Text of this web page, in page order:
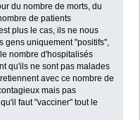
du nombre de morts, du
de patients
plus le cas, ils ne nous
gens uniquement "positifs",
nombre d'hospitalisés
qu'ils ne sont pas malades
avec ce nombre de
mais pas
faut "vacciner" tout le